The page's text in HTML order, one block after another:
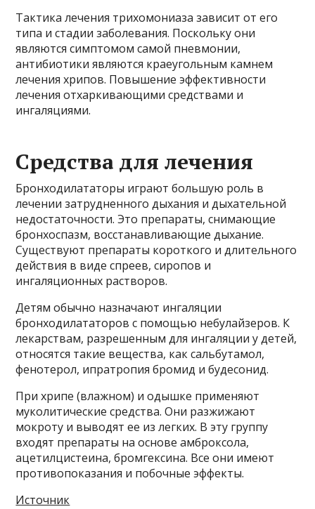
Тактика лечения трихомониаза зависит от его
типа и стадии заболевания. Поскольку они
являются симптомом самой пневмонии,
антибиотики являются краеугольным камнем
лечения хрипов. Повышение эффективности
лечения отхаркивающими средствами и
ингаляциями.
Средства для лечения
Бронходилататоры играют большую роль в
лечении затрудненного дыхания и дыхательной
недостаточности. Это препараты, снимающие
бронхоспазм, восстанавливающие дыхание.
Существуют препараты короткого и длительного
действия в виде спреев, сиропов и
ингаляционных растворов.
Детям обычно назначают ингаляции
бронходилататоров с помощью небулайзеров. К
лекарствам, разрешенным для ингаляции у детей,
относятся такие вещества, как сальбутамол,
фенотерол, ипратропия бромид и будесонид.
При хрипе (влажном) и одышке применяют
муколитические средства. Они разжижают
мокроту и выводят ее из легких. В эту группу
входят препараты на основе амброксола,
ацетилцистеина, бромгексина. Все они имеют
противопоказания и побочные эффекты.
Источник